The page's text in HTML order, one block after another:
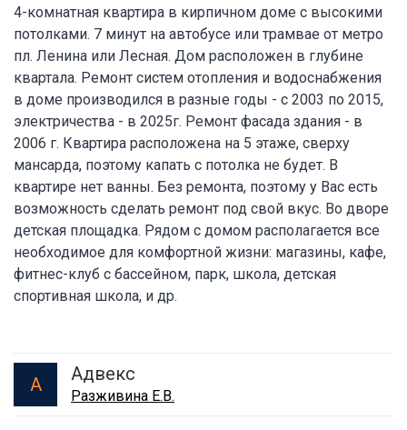
4-комнатная квартира в кирпичном доме с высокими
потолками. 7 минут на автобусе или трамвае от метро
пл. Ленина или Лесная. Дом расположен в глубине
квартала. Ремонт систем отопления и водоснабжения
в доме производился в разные годы - с 2003 по 2015,
электричества - в 2025г. Ремонт фасада здания - в
2006 г. Квартира расположена на 5 этаже, сверху
мансарда, поэтому капать с потолка не будет. В
квартире нет ванны. Без ремонта, поэтому у Вас есть
возможность сделать ремонт под свой вкус. Во дворе
детская площадка. Рядом с домом располагается все
необходимое для комфортной жизни: магазины, кафе,
фитнес-клуб с бассейном, парк, школа, детская
спортивная школа, и др.
А Адвекс
Разживина Е.В.